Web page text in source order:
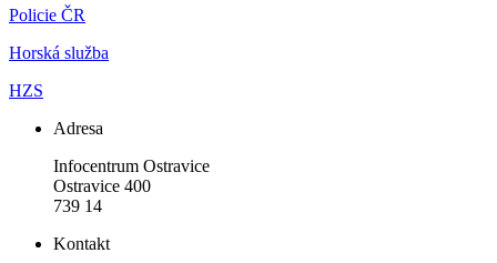
Policie ČR
Horská služba
HZS
Adresa
Infocentrum Ostravice
Ostravice 400
739 14
Kontakt